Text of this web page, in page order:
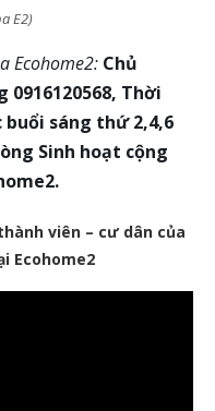
E2)
Ecohome2: Chủ
0916120568, Thời
sáng thứ 2,4,6
Sinh hoạt cộng
viên – cư dân của
Ecohome2